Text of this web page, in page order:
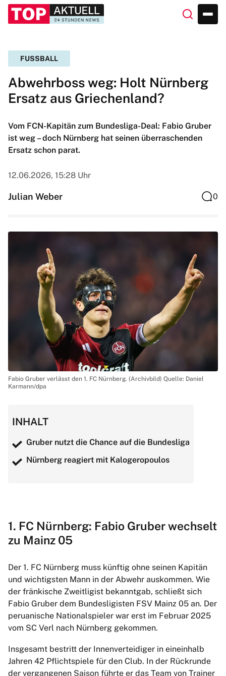
FUSSBALL
Abwehrboss weg: Holt Nürnberg
Ersatz aus Griechenland?
Vom FCN-Kapitän zum Bundesliga-Deal: Fabio Gruber
ist weg – doch Nürnberg hat seinen überraschenden
Ersatz schon parat.
12.06.2026, 15:28 Uhr
Julian Weber 0
Fabio Gruber verlässt den 1. FC Nürnberg. (Archivbild) Quelle: Daniel
Karmann/dpa
INHALT
Gruber nutzt die Chance auf die Bundesliga
Nürnberg reagiert mit Kalogeropoulos
1. FC Nürnberg: Fabio Gruber wechselt
zu Mainz 05
Der 1. FC Nürnberg muss künftig ohne seinen Kapitän
und wichtigsten Mann in der Abwehr auskommen. Wie
der fränkische Zweitligist bekanntgab, schließt sich
Fabio Gruber dem Bundesligisten FSV Mainz 05 an. Der
peruanische Nationalspieler war erst im Februar 2025
vom SC Verl nach Nürnberg gekommen.
Insgesamt bestritt der Innenverteidiger in eineinhalb
Jahren 42 Pflichtspiele für den Club. In der Rückrunde
der vergangenen Saison führte er das Team von Trainer